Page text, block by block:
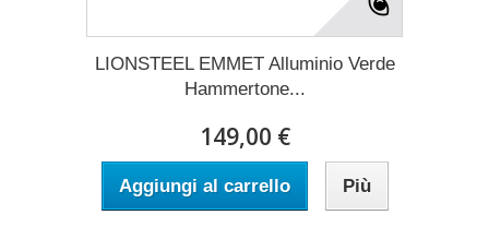
LIONSTEEL EMMET Alluminio Verde
Hammertone...
149,00 €
Aggiungi al carrello Più